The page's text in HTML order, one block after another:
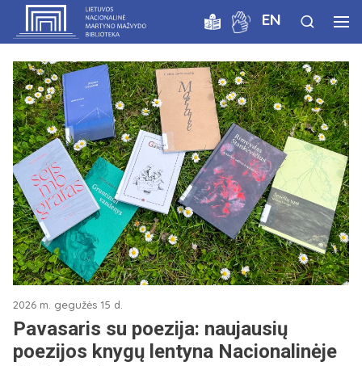
EN
2026 m. gegužės 15 d.
Pavasaris su poezija: naujausių
poezijos knygų lentyna Nacionalinėje